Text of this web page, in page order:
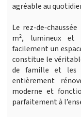
agréable au
Le rez-de-
m², lumineux et
facilement un
constitue le
de famille et les
entièrement
moderne et
parfaitement à